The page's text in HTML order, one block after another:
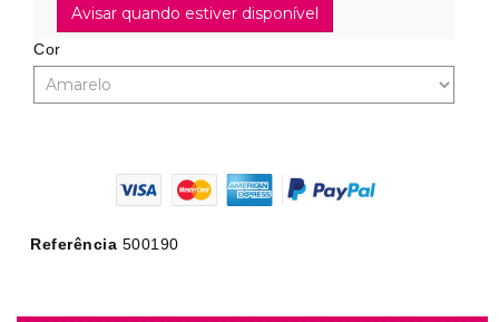
Avisar quando estiver disponível
Cor
Referência 500190